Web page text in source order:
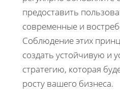
предоставить
современные и
Соблюдение этих
создать устойчивую и
стратегию, которая
росту вашего бизнеса.